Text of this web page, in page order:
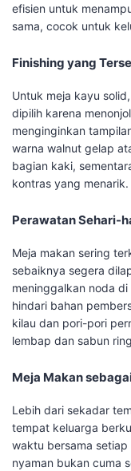
efisien untuk
sama, cocok untuk
Finishing yang
Untuk meja kayu
dipilih karena
menginginkan
warna walnut gelap
bagian kaki,
kontras yang menarik.
Perawatan Sehari-
Meja makan sering
sebaiknya segera
meninggalkan noda
hindari bahan
kilau dan pori-pori
lembap dan sabun
Meja Makan
Lebih dari sekadar
tempat keluarga
waktu bersama setiap
nyaman bukan cuma